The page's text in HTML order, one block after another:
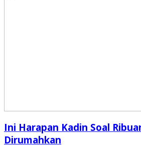
Ini Harapan Kadin Soal
Dirumahkan